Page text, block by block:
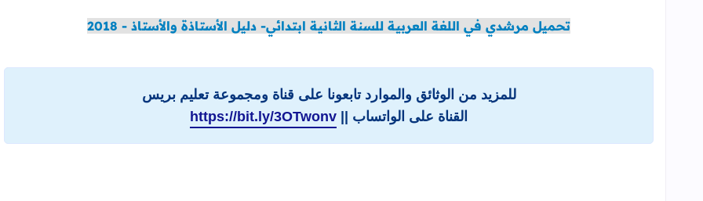
تحميل مرشدي في اللغة العربية للسنة الثانية ابتدائي- دليل الأستاذة والأستاذ - 2018
للمزيد من الوثائق والموارد تابعونا على قناة ومجموعة تعليم بريس
القناة على الواتساب || https://bit.ly/3OTwonv